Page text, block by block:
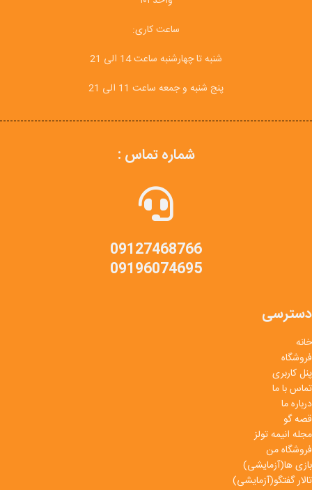
ساعت کاری:
شنبه تا چهارشنبه ساعت 14 الی 21
پنج شنبه و جمعه ساعت 11 الی 21
شماره تماس :
09127468766
09196074695
دسترسی
خانه
فروشگاه
پنل کاربری
تماس با ما
درباره ما
قصه گو
مجله انیمه تولز
فروشگاه من
بازی ها(آزمایشی)
تالار گفتگو(آزمایشی)